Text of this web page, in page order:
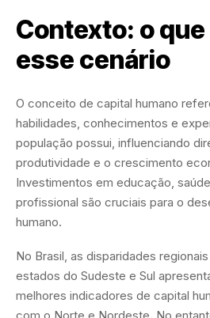
Contexto: o que
esse cenário
O conceito de capital humano
habilidades, conhecimentos e
população possui, influenciando
produtividade e o crescimento
Investimentos em educação,
profissional são cruciais para o
humano.
No Brasil, as disparidades
estados do Sudeste e Sul
melhores indicadores de capital